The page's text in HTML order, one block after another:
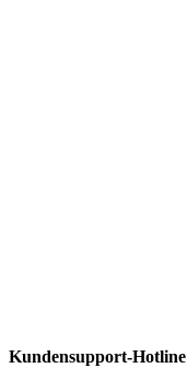
Kundensupport-Hotline